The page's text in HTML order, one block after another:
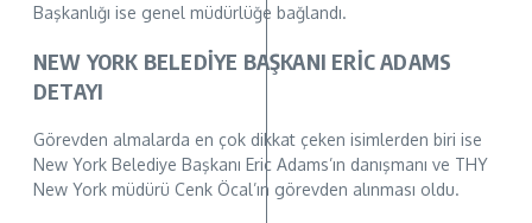
Başkanlığı ise genel müdürlüğe bağlandı.
NEW YORK BELEDİYE BAŞKANI ERİC ADAMS
DETAYI
Görevden almalarda en çok dikkat çeken isimlerden biri ise
New York Belediye Başkanı Eric Adams’ın danışmanı ve THY
New York müdürü Cenk Öcal’ın görevden alınması oldu.